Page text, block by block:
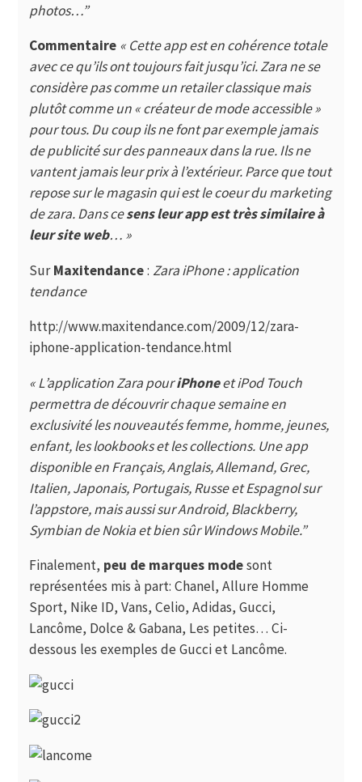
photos…”
Commentaire « Cette app est en cohérence totale
avec ce qu’ils ont toujours fait jusqu’ici. Zara ne se
considère pas comme un retailer classique mais
plutôt comme un « créateur de mode accessible »
pour tous. Du coup ils ne font par exemple jamais
de publicité sur des panneaux dans la rue. Ils ne
vantent jamais leur prix à l’extérieur. Parce que tout
repose sur le magasin qui est le coeur du marketing
de zara. Dans cesens leur app est très similaire à
leur site web… »
SurMaxitendance: Zara iPhone : application
tendance
http://www.maxitendance.com/2009/12/zara-
iphone-application-tendance.html
«L’application Zara pouriPhoneet iPod Touch
permettra de découvrir chaque semaine en
exclusivité les nouveautés femme, homme, jeunes,
enfant, les lookbooks et les collections. Une app
disponible en Français, Anglais, Allemand, Grec,
Italien, Japonais, Portugais, Russe et Espagnol sur
l’appstore, mais aussi sur Android, Blackberry,
Symbian de Nokia et bien sûr Windows Mobile.”
Finalement, peu de marques modesont
représentées mis à part: Chanel, Allure Homme
Sport, Nike ID, Vans, Celio, Adidas, Gucci,
Lancôme, Dolce & Gabana, Les petites… Ci-
dessous les exemples de Gucci et Lancôme.